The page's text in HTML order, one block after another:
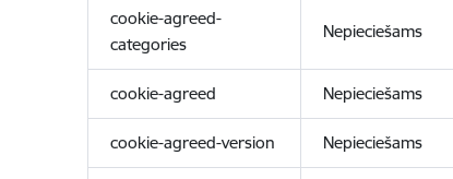
cookie-agreed-
categories
Nepieciešams
cookie-agreed Nepieciešams
cookie-agreed-version Nepieciešams